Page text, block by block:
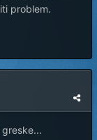
problem.